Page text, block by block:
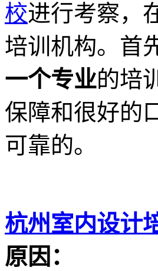
校进行考察，
培训机构。首
一个专业的培
保障和很好的
可靠的。
杭州室内设计
原因：